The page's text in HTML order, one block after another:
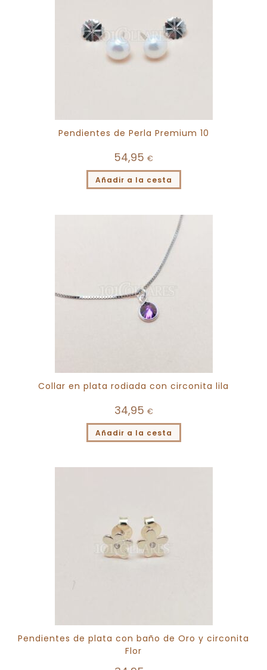
Pendientes de Perla Premium 10
54,95 €
Añadir a la cesta
Collar en plata rodiada con circonita lila
34,95 €
Añadir a la cesta
Pendientes de plata con baño de Oro y circonita
Flor